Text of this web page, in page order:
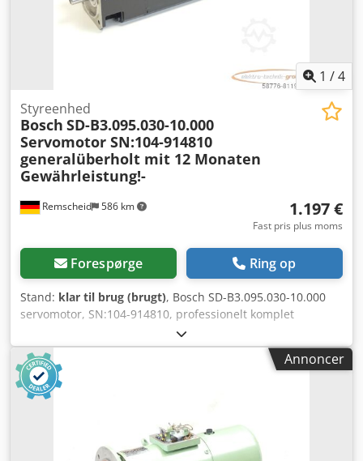
1 /4
Remscheid 586 km
Styreenhed
Bosch SD-B3.095.030-10.000
Servomotor SN:104-914810
generalüberholt mit 12 Monaten
Gewährleistung!-
1.197 €
Fast pris plus moms
Forespørge Ring op
Stand: klar til brug (brugt), Bosch SD-B3.095.030-10.000
servomotor, SN:104-914810, professionelt komplet
renoveret og testet med 12 måneders garanti, 100%
funktionsdygtig. Leveringsomfang i henhold til billederne.
De aftalte salgsmæssige rabatter gælder ikke for denne
vare. Pris bedes venligst forespørges separat! Credpji D E
Tajfx Ak Tsf
Annoncer